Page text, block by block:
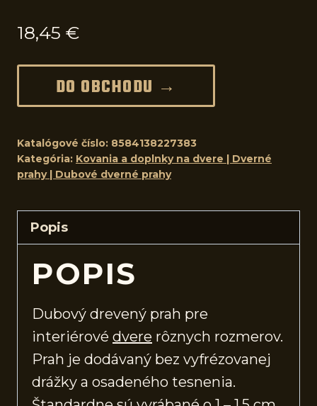
18,45 €
DO OBCHODU →
Katalógové číslo: 8584138227383
Kategória: Kovania a doplnky na dvere | Dverné
prahy | Dubové dverné prahy
Popis
POPIS
Dubový drevený prah pre
interiérové dvere rôznych rozmerov.
Prah je dodávaný bez vyfrézovanej
drážky a osadeného tesnenia.